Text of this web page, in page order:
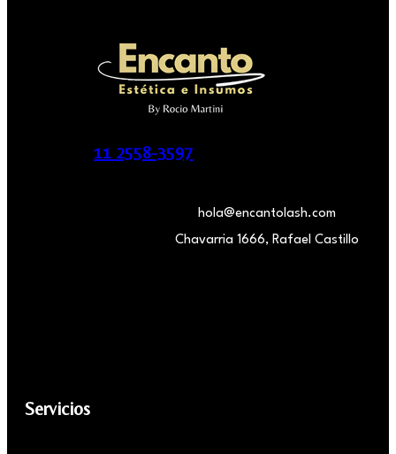
11 2558-3597
hola@encantolash.com
Chavarria 1666, Rafael Castillo
Servicios